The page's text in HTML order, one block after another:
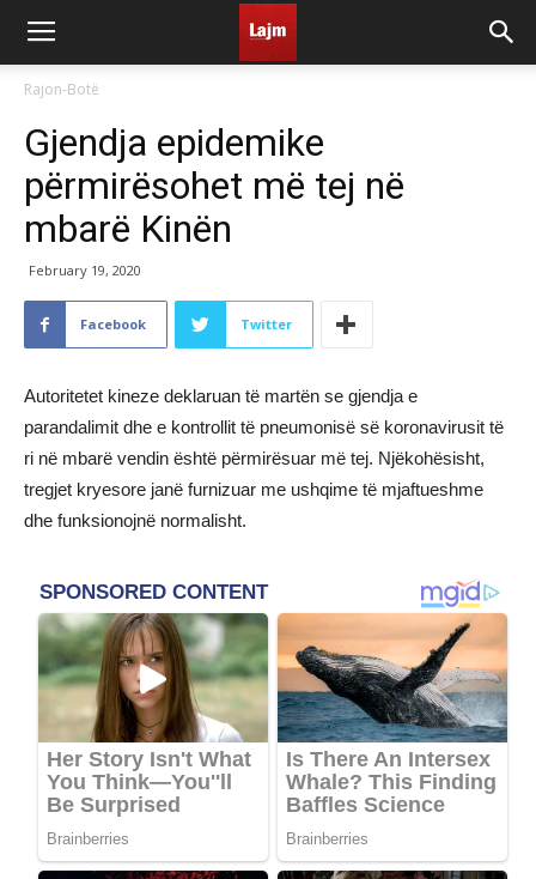
Rajon-Botë
Gjendja epidemike
përmirësohet më tej në
mbarë Kinën
February 19, 2020
Facebook Twitter
Autoritetet kineze deklaruan të martën se gjendja e
parandalimit dhe e kontrollit të pneumonisë së koronavirusit të
ri në mbarë vendin është përmirësuar më tej. Njëkohësisht,
tregjet kryesore janë furnizuar me ushqime të mjaftueshme
dhe funksionojnë normalisht.